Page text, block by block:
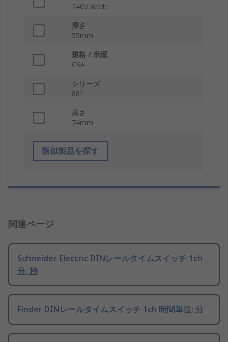
240V ac/dc
深さ
55mm
規格 / 承認
CSA
シリーズ
881
高さ
74mm
類似製品を探す
関連ページ
Schneider Electric DINレールタイムスイッチ 1ch
分, 秒
Finder DINレールタイムスイッチ 1ch 時間単位: 分